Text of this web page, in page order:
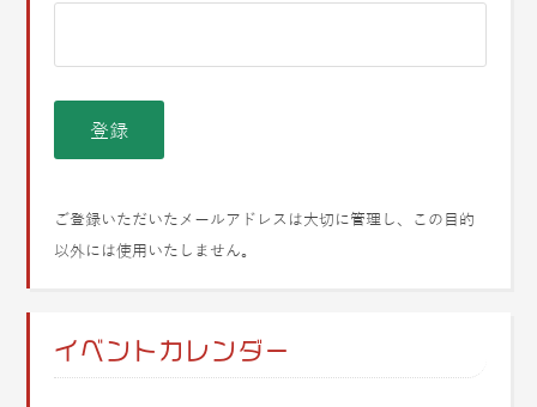
ご登録いただいたメールアドレスは大切に管理し、この目的
以外には使用いたしません。
イベントカレンダー